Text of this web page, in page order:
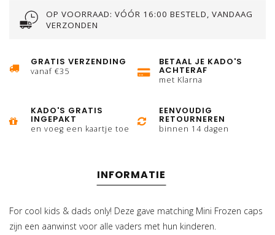
OP VOORRAAD: VÓÓR 16:00 BESTELD, VANDAAG
VERZONDEN
GRATIS VERZENDING
vanaf €35
BETAAL JE KADO'S
ACHTERAF
met Klarna
KADO'S GRATIS
INGEPAKT
en voeg een kaartje toe
EENVOUDIG
RETOURNEREN
binnen 14 dagen
INFORMATIE
For cool kids & dads only! Deze gave matching Mini Frozen caps
zijn een aanwinst voor alle vaders met hun kinderen.